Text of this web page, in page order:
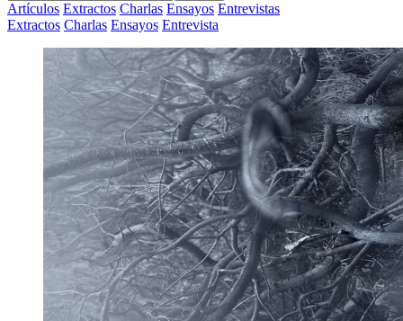
Artículos Extractos Charlas Ensayos Entrevistas
Extractos Charlas Ensayos Entrevista